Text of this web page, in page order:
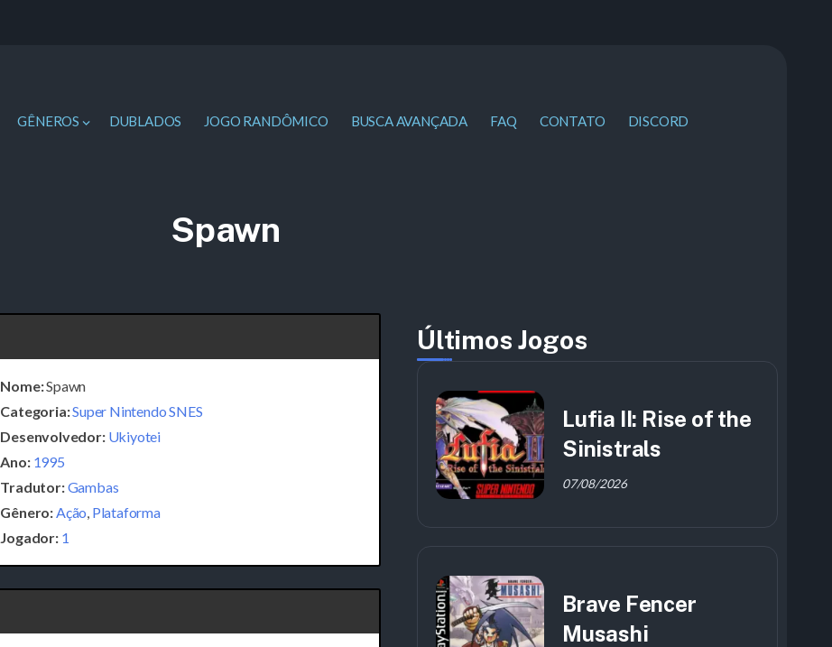
GÊNEROS DUBLADOS JOGO RANDÔMICO BUSCA AVANÇADA FAQ CONTATO DISCORD
Spawn
Nome:Spawn
Categoria:Super Nintendo SNES
Desenvolvedor: Ukiyotei
Ano: 1995
Tradutor:Gambas
Gênero: Ação Plataforma
Jogador: 1
Últimos Jogos
Lufia II: Rise of the
Sinistrals
07/08/2026
Brave Fencer
Musashi